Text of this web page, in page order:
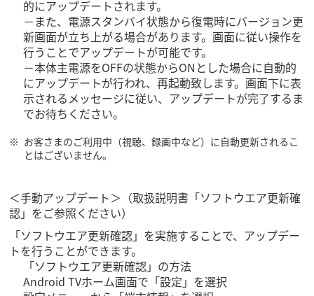
的にアップデートされます。
－また、電源スタンバイ状態から復電時にバージョン更
新画面が立ち上がる場合があります。画面に従い操作を
行うことでアップデートが可能です。
－本体主電源をOFFの状態からONとした場合に自動的
にアップデートが行われ、再起動致します。画面下に表
示されるメッセージに従い、アップデートが完了するま
でお待ちください。
お客さまのご利用中（視聴、録画中など）に自動更新されるこ
とはございません。
＜手動アップデート＞（取扱説明書「ソフトウエア更新確
認」をご参照ください）
「ソフトウエア更新確認」を実施することで、アップデー
トを行うことができます。
「ソフトウエア更新確認」の方法
Android TVホーム画面で「設定」を選択